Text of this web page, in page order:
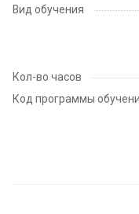
Вид обучения
Кол-во часов
Код программы